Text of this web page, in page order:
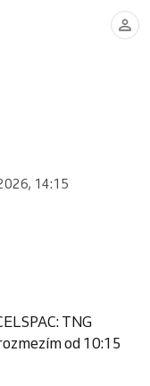
14:15
TNG
od 10:15